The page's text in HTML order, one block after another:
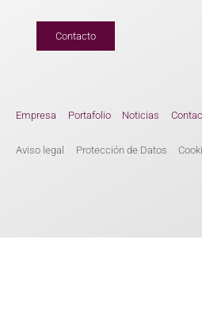
Contacto
Empresa Portafolio Noticias
Aviso legal Protección de Datos